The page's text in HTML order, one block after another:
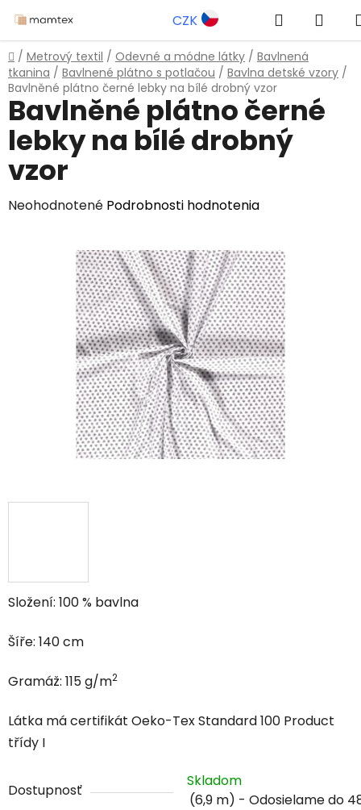
na
obsah
CZK Hľadať
Domov
/ Metrový textil / Odevné a módne látky / Bavlnená
tkanina / Bavlnené plátno s potlačou / Bavlna detské vzory /
Bavlněné plátno černé lebky na bílé drobný vzor
Složení: 100 % bavlna
Šíře: 140 cm
Gramáž: 115 g/m2
Látka má certifikát Oeko-Tex Standard 100 Product
třídy I
Dostupnosť
Skladom
(6,9 m)
Bavlněné plátno černé
lebky na bílé drobný
vzor
Priemerné
hviezdičiek.
Neohodnotené Podrobnosti hodnotenia